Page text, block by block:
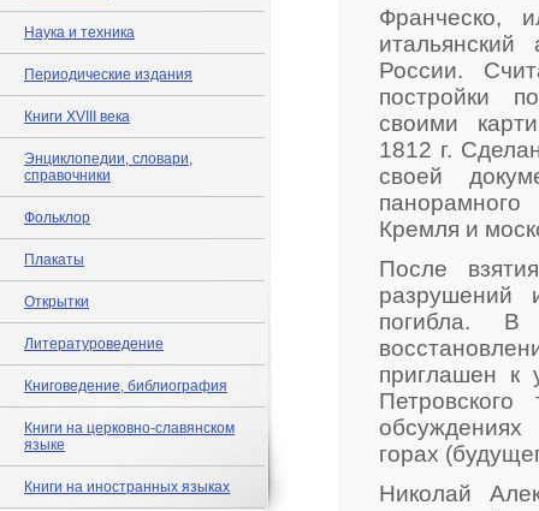
Наука и техника
Периодические издания
Книги XVIII века
Энциклопедии, словари,
справочники
Фольклор
Плакаты
Открытки
Литературоведение
Книговедение, библиография
Книги на церковно-славянском
языке
Книги на иностранных языках
Франческо,
России.
постройки
своими
1812 г.
своей
Кремля и
После
разрушений
погибла. В
приглашен к
горах
Николай